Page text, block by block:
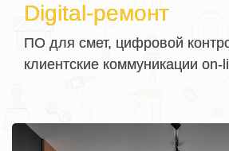
Digital-ремонт
ПО для смет, цифровой
клиентские коммуникации on-